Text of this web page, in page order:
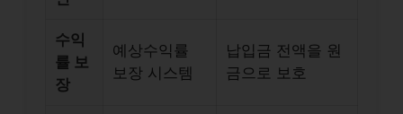
수익
률 보
장
예상수익률
보장 시스템
납입금 전액을 원
금으로 보호